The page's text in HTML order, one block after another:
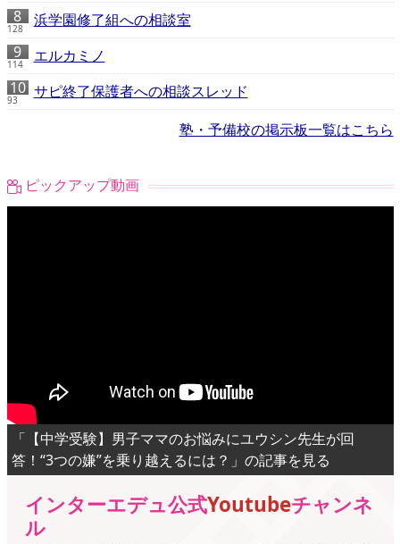
128 浜学園修了組への相談室
114 エルカミノ
93
サピ終了保護者への相談スレッド
塾・予備校の掲示板一覧はこちら
ピックアップ動画
「【中学受験】男子ママのお悩みにユウシン先生が回
答！“3つの嫌”を乗り越えるには？」の記事を見る
インターエデュ公式Youtubeチャンネ
ル